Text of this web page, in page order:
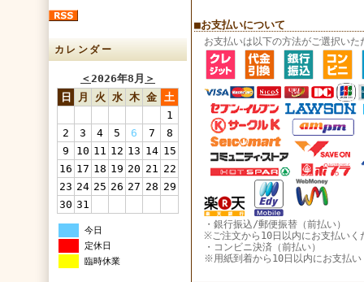
カレンダー
＜2026年8月 ＞
日
月 火 水 木 金 土
1
2
3 4 5 6 7
8
9
10 11 12 13 14 15
16 17 18 19 20 21 22
23 24 25 26 27 28 29
30 31
今日
定休日
臨時休業
■お支払いについて
お支払いは以下の方法がご選択いた
・銀行振込/郵便振替（前払い）
※ご注文から10日以内にお支払いく
・コンビニ決済（前払い）
※用紙到着から10日以内にお支払い